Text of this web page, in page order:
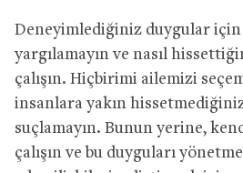
Deneyimlediğiniz duygular
yargılamayın ve nasıl
çalışın. Hiçbirimi ailemizi
insanlara yakın
suçlamayın. Bunun yerine,
çalışın ve bu duyguları